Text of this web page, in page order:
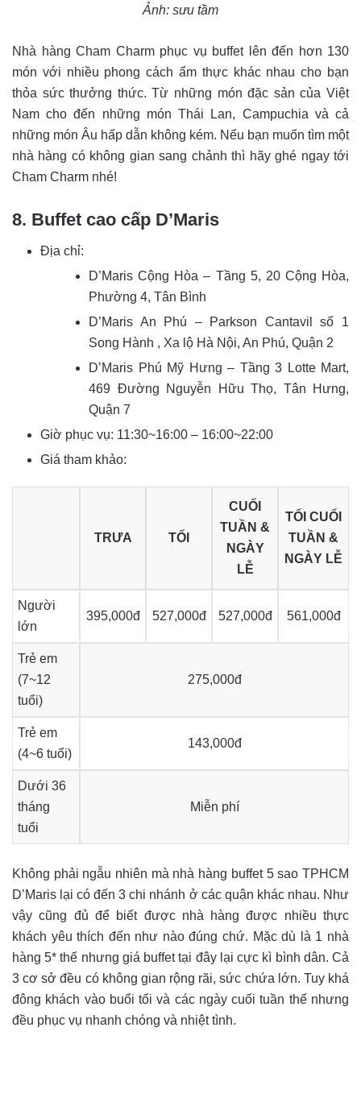
Ảnh: sưu tầm
Nhà hàng Cham Charm phục vụ buffet lên đến hơn 130
món với nhiều phong cách ẩm thực khác nhau cho bạn
thỏa sức thưởng thức. Từ những món đặc sản của Việt
Nam cho đến những món Thái Lan, Campuchia và cả
những món Âu hấp dẫn không kém. Nếu bạn muốn tìm một
nhà hàng có không gian sang chảnh thì hãy ghé ngay tới
Cham Charm nhé!
8. Buffet cao cấp D’Maris
Địa chỉ:
D’Maris Cộng Hòa – Tầng 5, 20 Cộng Hòa,
Phường 4, Tân Bình
D’Maris An Phú – Parkson Cantavil số 1
Song Hành , Xa lộ Hà Nội, An Phú, Quận 2
D’Maris Phú Mỹ Hưng – Tầng 3 Lotte Mart,
469 Đường Nguyễn Hữu Thọ, Tân Hưng,
Quận 7
Giờ phục vụ: 11:30~16:00 – 16:00~22:00
Giá tham khảo:
TRƯA TỐI
CUỐI
TUẦN &
NGÀY
LỄ
TỐI CUỐI
TUẦN &
NGÀY LỄ
Người
lớn
395,000đ 527,000đ 527,000đ 561,000đ
Trẻ em
(7~12
tuổi)
275,000đ
Trẻ em
(4~6 tuổi)
143,000đ
Dưới 36
tháng
tuổi
Miễn phí
Không phải ngẫu nhiên mà nhà hàng buffet 5 sao TPHCM
D’Maris lại có đến 3 chi nhánh ở các quận khác nhau. Như
vậy cũng đủ để biết được nhà hàng được nhiều thực
khách yêu thích đến như nào đúng chứ. Mặc dù là 1 nhà
hàng 5* thế nhưng giá buffet tại đây lại cực kì bình dân. Cả
3 cơ sở đều có không gian rộng rãi, sức chứa lớn. Tuy khá
đông khách vào buổi tối và các ngày cuối tuần thế nhưng
đều phục vụ nhanh chóng và nhiệt tình.